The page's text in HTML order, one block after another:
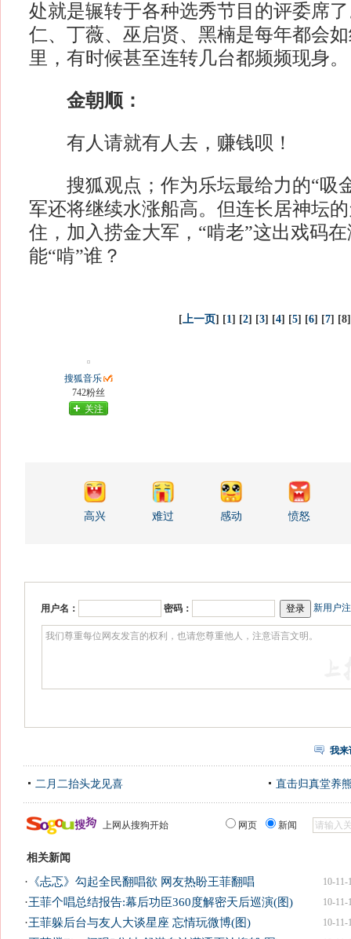
处就是辗转于各种选秀节目的评委席
仁、丁薇、巫启贤、黑楠是每年都会
里，有时候甚至连转几台都频频现身。
金朝顺：
有人请就有人去，赚钱呗！
搜狐观点；作为乐坛最给力的“吸
军还将继续水涨船高。但连长居神坛
住，加入捞金大军，“啃老”这出戏码
能“啃”谁？
[上一页] [1] [2] [3] [4] [5] [6] [7] [8]
搜狐音乐
742粉丝
关注
高兴 难过 感动 愤怒
用户名： 密码： 新用户
我来
二月二抬头龙见喜 直击归真堂养
上网从搜狗开始 网页 新闻
相关新闻
10-11-
· 《忐忑》勾起全民翻唱欲 网友热盼王菲翻唱
10-11-
·王菲个唱总结报告:幕后功臣360度解密天后巡演(图)
10-11-
·王菲躲后台与友人大谈星座 忘情玩微博(图)